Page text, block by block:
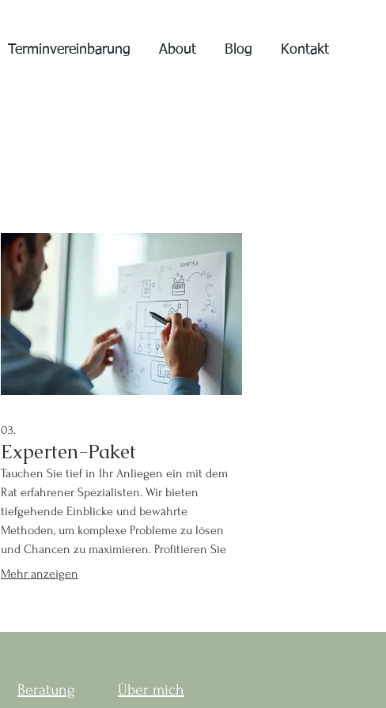
Terminvereinbarung About Blog Kontakt
03.
Experten-Paket
Tauchen Sie tief in Ihr Anliegen ein mit dem
Rat erfahrener Spezialisten. Wir bieten
tiefgehende Einblicke und bewährte
Methoden, um komplexe Probleme zu lösen
und Chancen zu maximieren. Profitieren Sie
von unserem kollektiven Wissen für Ihre
Mehr anzeigen
Beratung Über mich